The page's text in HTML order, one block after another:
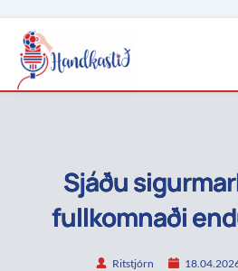
Sjáðu
fullkomnaði
Ritstjórn